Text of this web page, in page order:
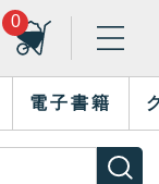
0
電子書籍